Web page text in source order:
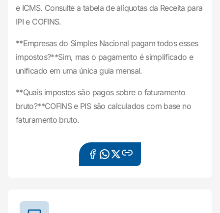
e ICMS. Consulte a tabela de alíquotas da Receita para
IPI e COFINS.
**Empresas do Simples Nacional pagam todos esses
impostos?**Sim, mas o pagamento é simplificado e
unificado em uma única guia mensal.
**Quais impostos são pagos sobre o faturamento
bruto?**COFINS e PIS são calculados com base no
faturamento bruto.